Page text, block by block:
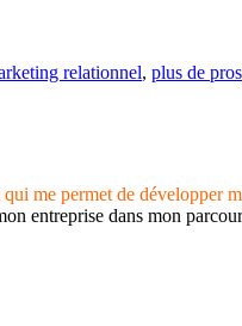
relationnel, plus de
qui me permet de développer
entreprise dans mon